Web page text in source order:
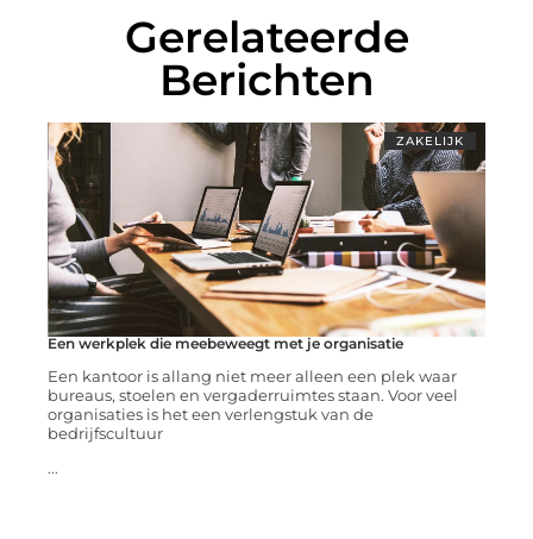
Gerelateerde
Berichten
ZAKELIJK
Een werkplek die meebeweegt met je organisatie
Een kantoor is allang niet meer alleen een plek waar
bureaus, stoelen en vergaderruimtes staan. Voor veel
organisaties is het een verlengstuk van de
bedrijfscultuur
...